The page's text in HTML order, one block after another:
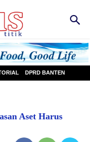
DPRD BANTEN
Aset Harus